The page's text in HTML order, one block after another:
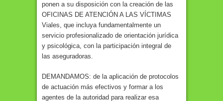
ponen a su disposición con la creación de las
OFICINAS DE ATENCIÓN A LAS VÍCTIMAS
Viales, que incluya fundamentalmente un
servicio profesionalizado de orientación jurídica
y psicológica, con la participación integral de
las aseguradoras.
DEMANDAMOS: de la aplicación de protocolos
de actuación más efectivos y formar a los
agentes de la autoridad para realizar esa